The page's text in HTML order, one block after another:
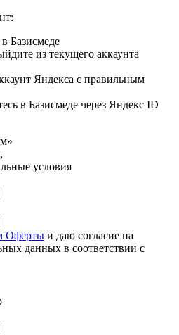
Базисмеде
из текущего аккаунта
Яндекса с правильным
в Базисмеде через Яндекс ID
условия
Оферты и даю согласие на
данных в соответствии с